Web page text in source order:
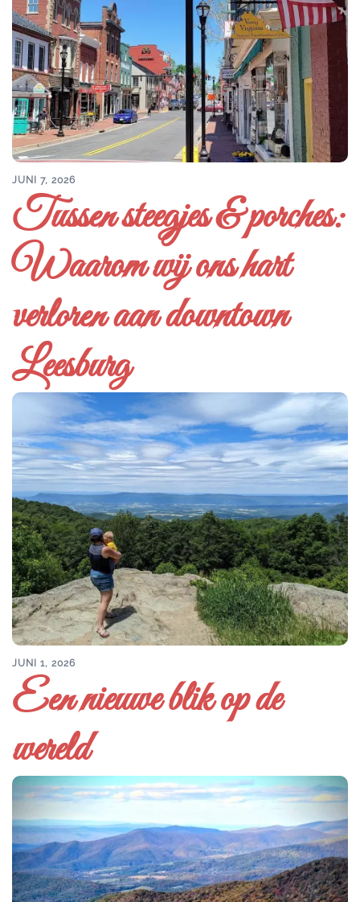
JUNI 7, 2026
Tussen steegjes & porches:
Waarom wij ons hart
verloren aan downtown
Leesburg
JUNI 1, 2026
Een nieuwe blik op de
wereld